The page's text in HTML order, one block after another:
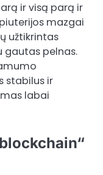
ir visą parą ir
mazgai
užtikrintas
gautas pelnas.
stabilus ir
labai